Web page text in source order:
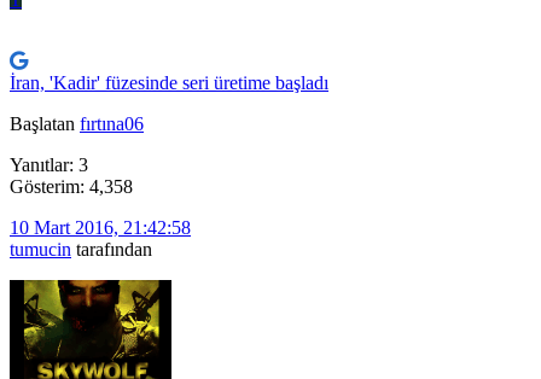
İran, 'Kadir' füzesinde seri üretime başladı
Başlatan fırtına06
Yanıtlar: 3
Gösterim: 4,358
10 Mart 2016, 21:42:58
tumucin tarafından